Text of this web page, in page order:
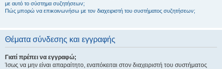
με αυτό το σύστημα συζητήσεων;
Πώς μπορώ να επικοινωνήσω με τον διαχειριστή του συστήματος συζητήσεων;
Θέματα σύνδεσης και εγγραφής
Γιατί πρέπει να εγγραφώ;
Ίσως να μην είναι απαραίτητο, εναπόκειται στον διαχειριστή του συστήματος